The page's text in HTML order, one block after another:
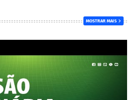
MOSTRAR MAIS